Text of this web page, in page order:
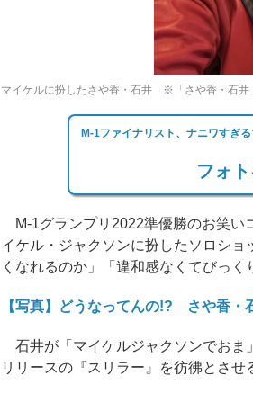
マイケルに扮したさや香・石井 ※「さや香・石井
M-1ファイナリスト、ナニワすぎ
フォ
M-1グランプリ2022準優勝のお笑い
イケル・ジャクソンに扮したソロシ
くなれるのか」「違和感なくてびっ
【写真】どうなってんの!? さや香・
石井が「マイケルジャクソンでおま
リリースの『スリラー』を彷彿とさ